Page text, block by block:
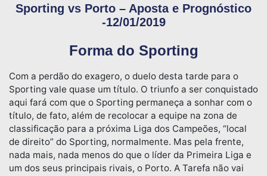
Sporting vs Porto – Aposta e Prognóstico
-12/01/2019
Forma do Sporting
Com a perdão do exagero, o duelo desta tarde para o
Sporting vale quase um título. O triunfo a ser conquistado
aqui fará com que o Sporting permaneça a sonhar com o
título, de fato, além de recolocar a equipe na zona de
classificação para a próxima Liga dos Campeões, “local
de direito” do Sporting, normalmente. Mas pela frente,
nada mais, nada menos do que o líder da Primeira Liga e
um dos seus principais rivais, o Porto. A Tarefa não vai